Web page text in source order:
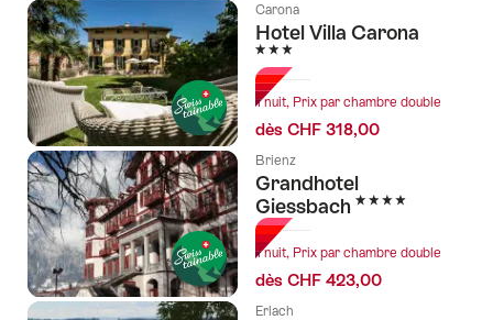
Carona
Hotel Villa Carona
3 étoiles
1 nuit, Prix par chambre double
dès CHF 318,00
Brienz
Grandhotel
Giessbach 4 étoiles
1 nuit, Prix par chambre double
dès CHF 423,00
Erlach